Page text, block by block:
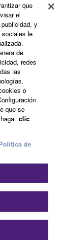
y fácil
12-D,
12-
que
el
y
sociales le
de
redes
las
o
que se
clic
de